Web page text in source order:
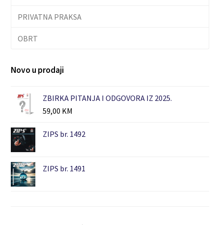
PRIVATNA PRAKSA
OBRT
Novo u prodaji
ZBIRKA PITANJA I ODGOVORA IZ 2025.
59,00 KM
ZIPS br. 1492
ZIPS br. 1491